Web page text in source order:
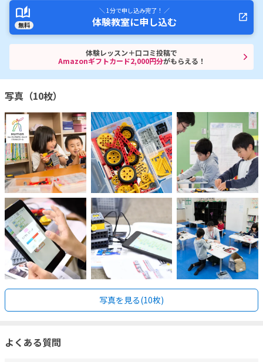
無料
＼ 1分で申し込み完了！ ／
体験教室に申し込む
体験レッスン＋口コミ投稿で
Amazonギフトカード2,000円分がもらえる！
写真（10枚）
写真を見る(10枚)
よくある質問